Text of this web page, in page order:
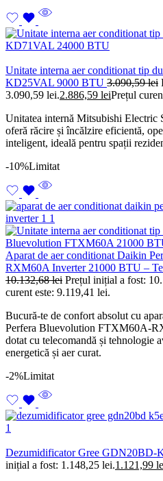
Unitate interna aer conditionat tip
KD25VAL 9000 BTU 3.090,59lei
3.090,59 lei.2.886,59 leiPrețul
Unitatea internă Mitsubishi
oferă răcire și încălzire eficientă,
inteligent, ideală pentru spații
-10%Limitat
Aparat de aer conditionat Daikin
RXM60A Inverter 21000 BTU –
10.132,68lei Prețul inițial a fost:
curent este: 9.119,41 lei.
Bucură-te de confort absolut cu
Perfera Bluevolution FTXM60A-
dotat cu telecomandă și tehnologie
energetică și aer curat.
-2%Limitat
Dezumidificator Gree GDN20BD-
inițial a fost: 1.148,25 lei.1.121,99